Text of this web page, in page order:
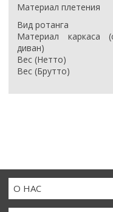
Материал плетения
Вид ротанга
Материал каркаса
диван)
Вес (Нетто)
Вес (Брутто)
О НАС